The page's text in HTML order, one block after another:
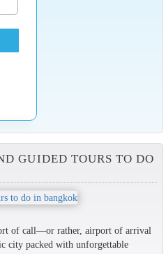
GUIDED TOURS TO DO
of call—or rather, airport of arrival
city packed with unforgettable